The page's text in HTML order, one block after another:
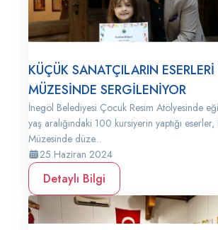
KÜÇÜK SANATÇILARIN
MÜZESİNDE SERGİLENİYOR
İnegöl Belediyesi Çocuk Resim Atölyesinde
yaş aralığındaki 100 kursiyerin yaptığı
Müzesinde düze...
25 Haziran 2024
Detaylı Bilgi